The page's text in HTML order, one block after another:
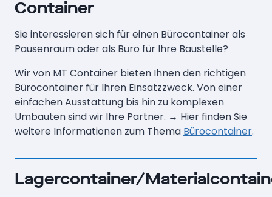
Container
Sie interessieren sich für einen Bürocontainer als
Pausenraum oder als Büro für Ihre Baustelle?
Wir von MT Container bieten Ihnen den richtigen
Bürocontainer für Ihren Einsatzzweck. Von einer
einfachen Ausstattung bis hin zu komplexen
Umbauten sind wir Ihre Partner. → Hier finden Sie
weitere Informationen zum Thema Bürocontainer.
Lagercontainer/